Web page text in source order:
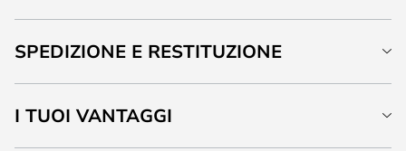
SPEDIZIONE E RESTITUZIONE
I TUOI VANTAGGI